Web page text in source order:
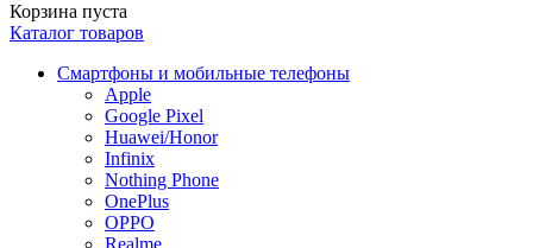
Корзина пуста
Каталог товаров
Смартфоны и мобильные телефоны
Apple
Google Pixel
Huawei/Honor
Infinix
Nothing Phone
OnePlus
OPPO